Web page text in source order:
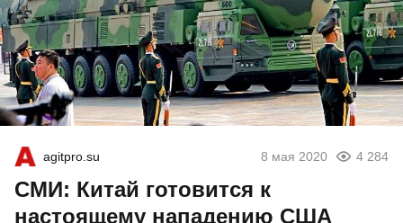
agitpro.su 8 мая 2020 4 284
СМИ: Китай готовится к
настоящему нападению США